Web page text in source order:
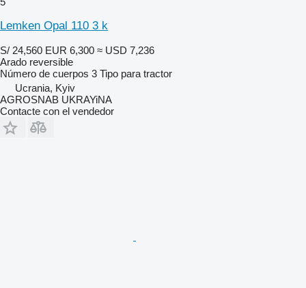
Lemken Opal 110 3 k
S/ 24,560 EUR 6,300 ≈ USD 7,236
Arado reversible
Número de cuerpos 3 Tipo para tractor
Ucrania, Kyiv
AGROSNAB UKRAYiNA
Contacte con el vendedor